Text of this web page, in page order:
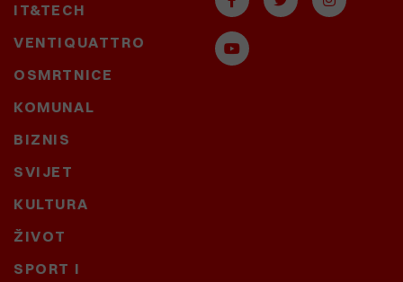
IT&TECH
VENTIQUATTRO
OSMRTNICE
KOMUNAL
BIZNIS
SVIJET
KULTURA
ŽIVOT
SPORT I